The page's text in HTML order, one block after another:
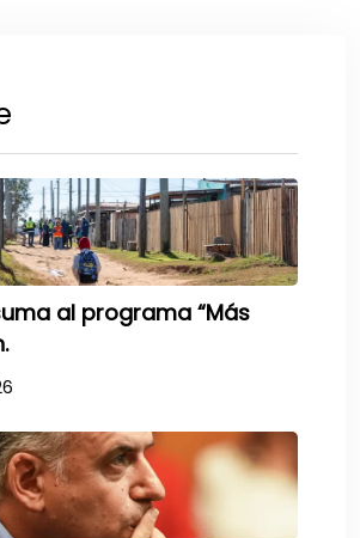
al programa “Más